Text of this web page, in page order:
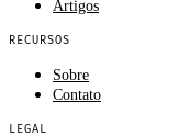
Artigos
RECURSOS
Sobre
Contato
LEGAL